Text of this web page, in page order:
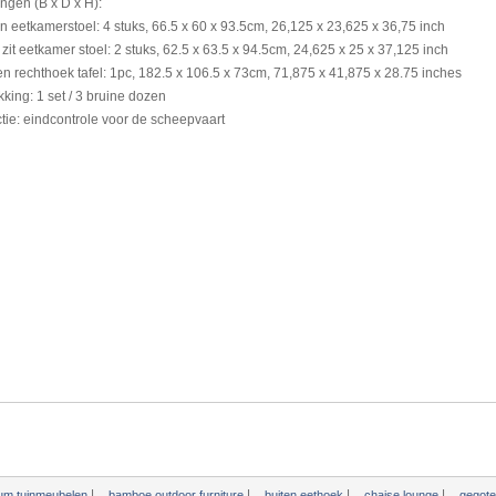
(B x D x H):
eetkamerstoel : 4 stuks, 66.5 x 60 x 93.5cm, 26,125 x 23,625 x 36,75 inch
zit eetkamer stoel : 2 stuks, 62.5 x 63.5 x 94.5cm, 24,625 x 25 x 37,125 inch
rechthoek tafel : 1pc, 182.5 x 106.5 x 73cm, 71,875 x 41,875 x 28.75 inches
: 1 set / 3 bruine dozen
: eindcontrole voor de scheepvaart